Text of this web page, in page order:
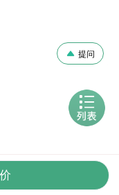
提问